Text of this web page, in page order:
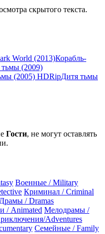
скрытого текста.
World (2013)Корабль-
тьмы (2009)
(2005) НDRірДитя тьмы
Гости, не могут оставлять
Военные / Military
Криминал / Criminal
Драмы / Dramas
/ Animated Мелодрамы /
Adventures
Семейные / Family